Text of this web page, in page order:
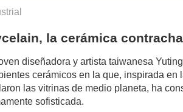
la cerámica
diseñadora y artista taiwanesa
cerámicos en la que, inspirada
las vitrinas de medio planeta, ha
sofisticada.